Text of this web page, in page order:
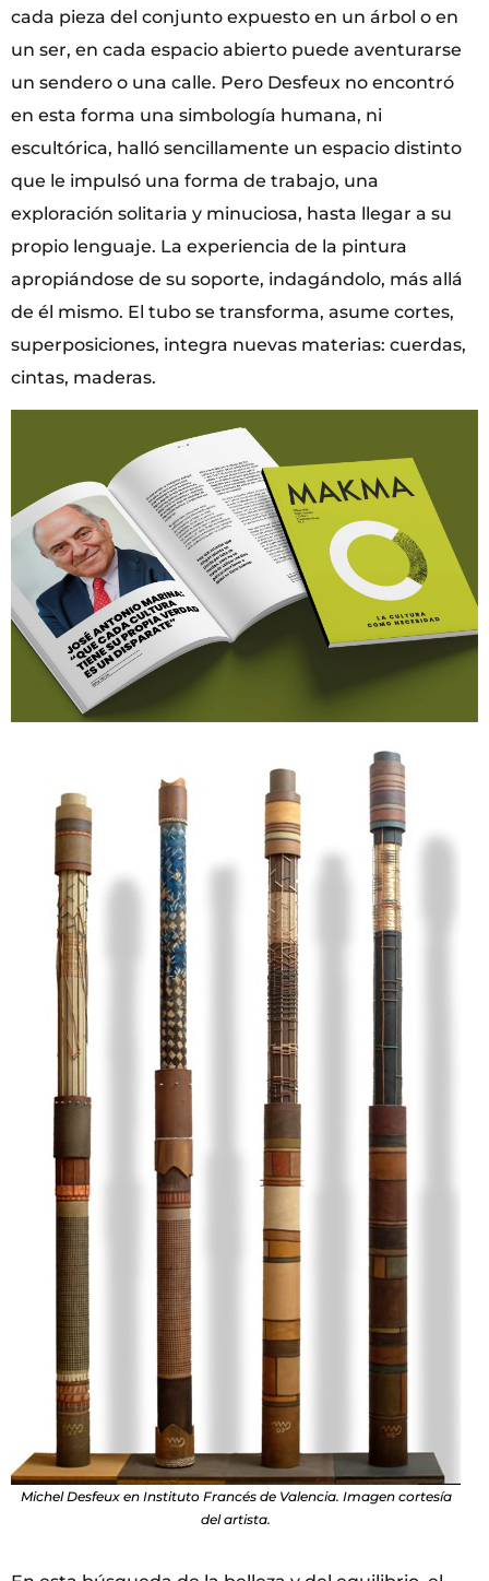
cada pieza del conjunto expuesto en un árbol o en
un ser, en cada espacio abierto puede aventurarse
un sendero o una calle. Pero Desfeux no encontró
en esta forma una simbología humana, ni
escultórica, halló sencillamente un espacio distinto
que le impulsó una forma de trabajo, una
exploración solitaria y minuciosa, hasta llegar a su
propio lenguaje. La experiencia de la pintura
apropiándose de su soporte, indagándolo, más allá
de él mismo. El tubo se transforma, asume cortes,
superposiciones, integra nuevas materias: cuerdas,
cintas, maderas.
Michel Desfeux en Instituto Francés de Valencia. Imagen cortesía
del artista.